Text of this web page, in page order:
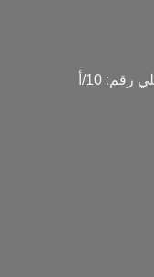
10/أ